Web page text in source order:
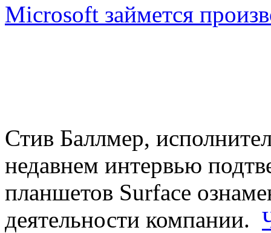
Microsoft займется
Стив Баллмер,
недавнем интервью
планшетов Surface
деятельности компании.